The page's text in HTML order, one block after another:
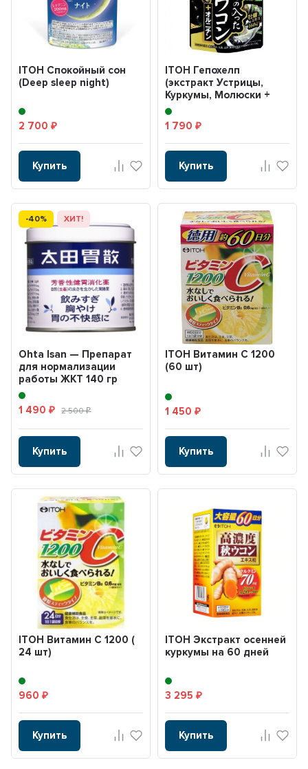
ITOH Спокойный сон
(Deep sleep night)
2 700₽
Купить
ITОH Гепохелп
(экстракт Устрицы,
Куркумы, Молюски +
Орнитин) 30 дней
1 790 ₽
Купить
-40% ХИТ!
Ohta Isan — Препарат
для нормализации
работы ЖКТ 140 гр
1 490₽ 2 500₽
Купить
ITОH Витамин С 1200
(60 шт)
1 450 ₽
Купить
ITОH Витамин С 1200 (
24 шт)
960₽
Купить
ITOH Экстракт осенней
куркумы на 60 дней
3 295 ₽
Купить